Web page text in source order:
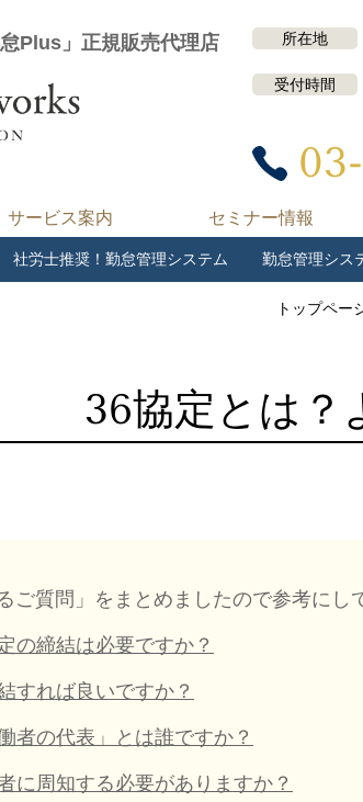
Plus」正規販売代理店 所在地
受付時間
サービス案内 セミナー情報
社労士推奨！勤怠管理システム 勤怠管理シス
トップペー
36協定とは？
ご質問」をまとめましたので参考にし
の締結は必要ですか？
すれば良いですか？
者の代表」とは誰ですか？
に周知する必要がありますか？